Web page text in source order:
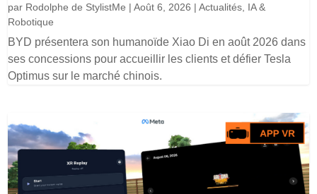
par Rodolphe de StylistMe |Août 6, 2026 |Actualités, IA &
Robotique
BYD présentera son humanoïde Xiao Di en août 2026 dans
ses concessions pour accueillir les clients et défier Tesla
Optimus sur le marché chinois.